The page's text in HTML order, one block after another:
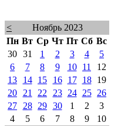
<
Ноябрь 2023
Пн Вт Ср Чт Пт Сб Вс
30 31 1 2 3 4
5
6
7 8 9 10 11
12
13
14 15 16 17 18
19
20
21 22 23 24 25
26
27
28 29 30 1 2
3
4
5 6 7 8 9
10